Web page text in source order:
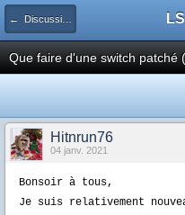
← Discussions générales (jeux, hardware...)
Que faire d'une switch patché
Hitnrun76
04 janv. 2021
Bonsoir à tous,
Je suis relativement